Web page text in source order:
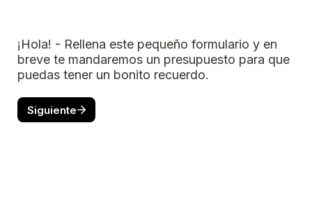
¡Hola! - Rellena este pequeño formulario y en
breve te mandaremos un presupuesto para que
puedas tener un bonito recuerdo.
Siguiente